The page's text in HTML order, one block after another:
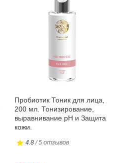
Пробиотик Тоник для лица,
200 мл. Тонизирование,
выравнивание pH и Защита
кожи.
4.8/ 5 отзывов